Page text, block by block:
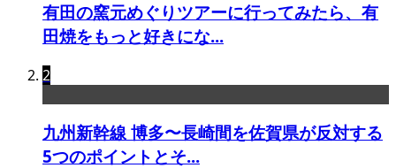
有田の窯元めぐりツアーに行ってみたら、有
田焼をもっと好きにな...
2
九州新幹線 博多〜長崎間を佐賀県が反対する
5つのポイントとそ...